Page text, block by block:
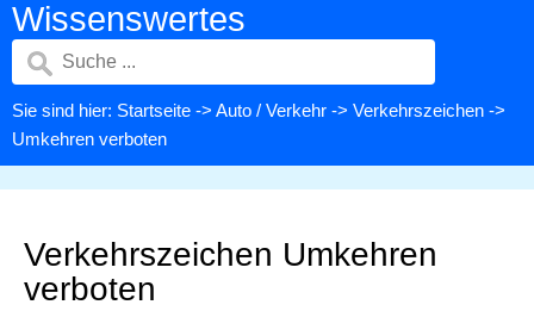
Wissenswertes
Sie sind hier: Startseite -> Auto / Verkehr -> Verkehrszeichen ->
Umkehren verboten
Verkehrszeichen Umkehren
verboten